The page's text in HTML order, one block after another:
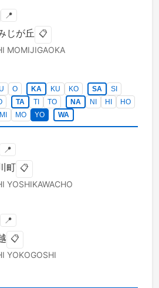
📍
じが丘 📋
MOMIJIGAOKA
U O KA KU KO SA
SI
TA TI TO NA NI HI
HO
MI MO YO WA
📍
町 📋
YOSHIKAWACHO
📍
📋
YOKOGOSHI